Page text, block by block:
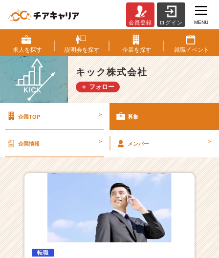
ッ
ク
株
式
会
社
求
覧
-
味
あ
会員登録 ログイン MENU
求人を探す 説明会を探す 企業を探す 就職イベント
キック株式会社
＋ フォロー
企業TOP > 募集
企業情報 > メンバー >
転職